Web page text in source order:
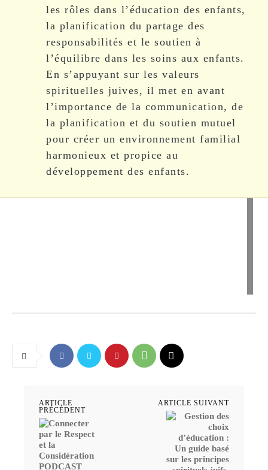
les rôles dans l’éducation des enfants,
la planification du partage des
responsabilités et le soutien à
l’équilibre dans les soins aux enfants.
En s’appuyant sur les valeurs
spirituelles juives, il met en avant
l’importance de la communication, de
la planification et du soutien mutuel
pour créer un environnement familial
harmonieux et propice au
développement des enfants.
ARTICLE
PRÉCÉDENT
ARTICLE SUIVANT